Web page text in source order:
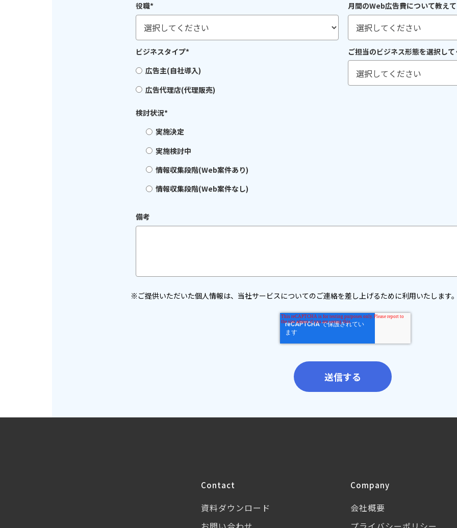
役職* 月間のWeb広告費について教え
ビジネスタイプ*
広告主(自社導入)
広告代理店(代理販売)
ご担当のビジネス形態を選択し
検討状況*
実施決定
実施検討中
情報収集段階(Web案件あり)
情報収集段階(Web案件なし)
備考
※ご提供いただいた個人情報は、当社サービスについてのご連絡を差し上げるために利用いたします
Contact
資料ダウンロード
Company
会社概要